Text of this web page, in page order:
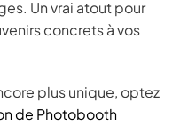
Un vrai atout pour
concrets à vos
plus unique, optez
de Photobooth